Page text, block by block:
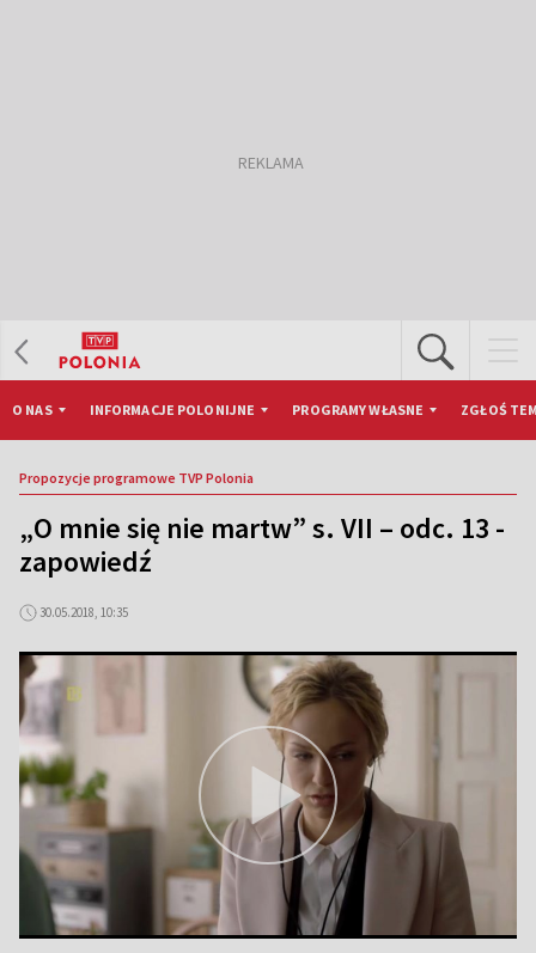
O NAS INFORMACJE POLONIJNE PROGRAMY WŁASNE ZGŁOŚ
Propozycje programowe TVP Polonia
„O mnie się nie martw” s. VII – odc. 13 -
zapowiedź
30.05.2018, 10:35